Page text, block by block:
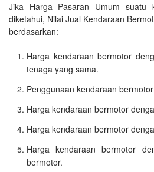
Jika Harga Pasaran Umum suatu
diketahui, Nilai Jual Kendaraan
berdasarkan:
Harga kendaraan bermotor
tenaga yang sama.
Penggunaan kendaraan
Harga kendaraan bermotor
Harga kendaraan bermotor
Harga kendaraan bermotor
bermotor.